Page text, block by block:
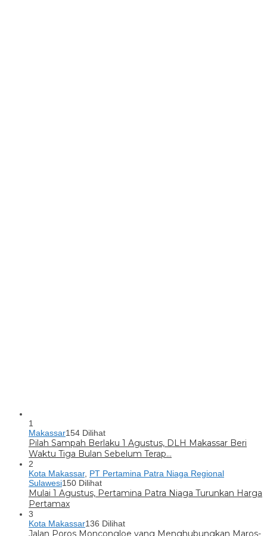
1
Makassar154 Dilihat
Pilah Sampah Berlaku 1 Agustus, DLH Makassar Beri
Waktu Tiga Bulan Sebelum Terap…
2
Kota Makassar, PT Pertamina Patra Niaga Regional
Sulawesi150 Dilihat
Mulai 1 Agustus, Pertamina Patra Niaga Turunkan Harga
Pertamax
3
Kota Makassar136 Dilihat
Jalan Poros Moncongloe yang Menghubungkan Maros-